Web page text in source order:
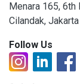
Menara 165, 6th
Cilandak,
Follow Us